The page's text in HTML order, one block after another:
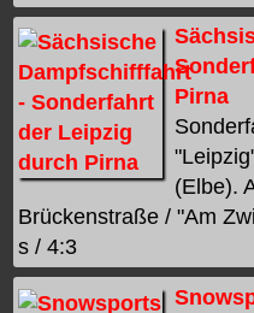
Pirna
(Elbe).
Brückenstraße / "Am
s / 4:3